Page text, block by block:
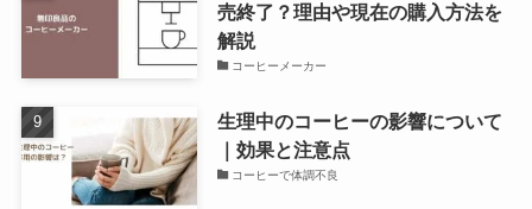
売終了？理由や現在の購入方法を
解説
コーヒーメーカー
生理中のコーヒーの影響について
｜効果と注意点
コーヒーで体調不良